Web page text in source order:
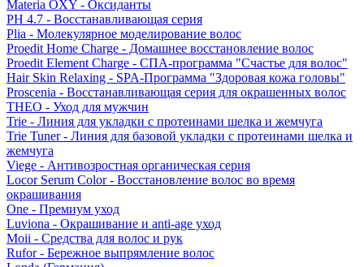
Materia OXY - Оксиданты
PH 4.7 - Восстанавливающая серия
Plia - Молекулярное моделирование волос
Proedit Home Charge - Домашнее восстановление волос
Proedit Element Charge - СПА-программа "Счастье для волос"
Hair Skin Relaxing - SPA-Программа "Здоровая кожа головы"
Proscenia - Восстанавливающая серия для окрашенных волос
THEO - Уход для мужчин
Trie - Линия для укладки с протеинами шелка и жемчуга
Trie Tuner - Линия для базовой укладки с протеинами шелка и
жемчуга
Viege - Антивозростная органическая серия
Locor Serum Color - Восстановление волос во время
окрашивания
One - Премиум уход
Luviona - Окрашивание и anti-age уход
Moii - Средства для волос и рук
Rufor - Бережное выпрямление волос